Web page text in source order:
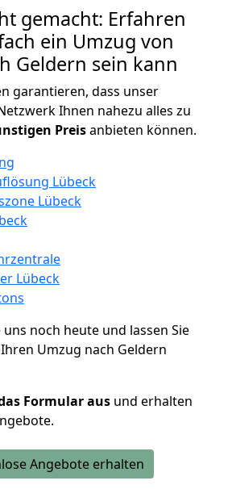
gemacht: Erfahren
ein Umzug von
Geldern sein kann
garantieren, dass unser
Ihnen nahezu alles zu
Preisanbieten können.
Lübeck
Lübeck
Lübeck
noch heute und lassen Sie
Umzug nach Geldern
Formular aus und erhalten
Angebote erhalten